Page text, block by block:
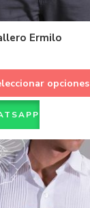
Ermilo
opciones